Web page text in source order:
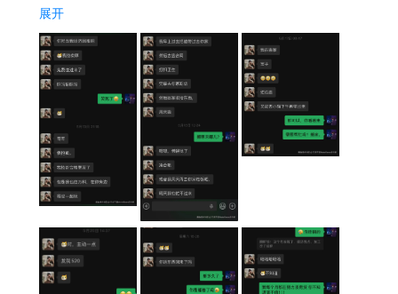
展开